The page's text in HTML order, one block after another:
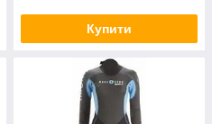
Купити